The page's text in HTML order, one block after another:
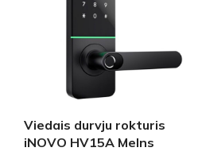
Viedais durvju rokturis
iNOVO HV15A Melns